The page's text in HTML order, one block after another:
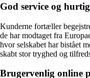
God service og
Kunderne fortæller
de har modtaget fra
hvor selskabet har bistået
skabt stor tryghed og
Brugervenlig online